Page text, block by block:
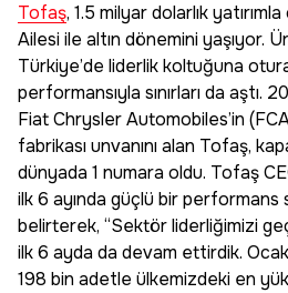
Tofaş, 1.5 milyar dolarlık
Ailesi ile altın dönemini yaşıyor.
Türkiye’de liderlik koltuğuna
performansıyla sınırları da aştı.
Fiat Chrysler Automobiles’in
fabrikası unvanını alan Tofaş,
dünyada 1 numara oldu. Tofaş
ilk 6 ayında güçlü bir performans
belirterek, “Sektör liderliğimizi
ilk 6 ayda da devam ettirdik.
198 bin adetle ülkemizdeki en